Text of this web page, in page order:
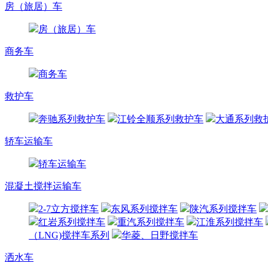
房（旅居）车
房（旅居）车
商务车
商务车
救护车
奔驰系列救护车 江铃全顺系列救护车 大通系列救
轿车运输车
轿车运输车
混凝土搅拌运输车
2-7立方搅拌车 东风系列搅拌车
陕汽系列搅拌车
红岩系列搅拌车
重汽系列搅拌车
江淮系列搅拌车
（LNG)搅拌车系列
华菱、日野搅拌车
洒水车